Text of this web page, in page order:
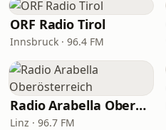
ORF Radio Tirol
Innsbruck · 96.4 FM
Radio Arabella Oberösterreich
Linz · 96.7 FM